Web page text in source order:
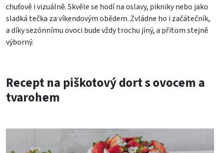
chuťově i vizuálně. Skvěle se hodí na oslavy, pikniky nebo jako
sladká tečka za víkendovým obědem. Zvládne ho i začátečník,
a díky sezónnímu ovoci bude vždy trochu jiný, a přitom stejně
výborný.
Recept na piškotový dort s ovocem a
tvarohem